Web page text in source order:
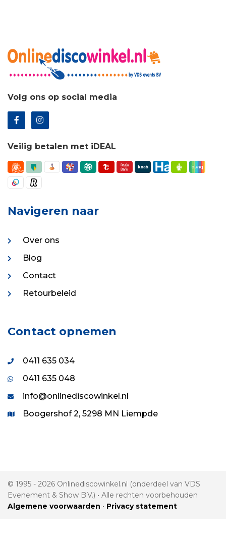
Volg ons op social media
Veilig betalen met iDEAL
Navigeren naar
Over ons
Blog
Contact
Retourbeleid
Contact opnemen
0411 635 034
0411 635 048
info@onlinediscowinkel.nl
Boogershof 2, 5298 MN Liempde
© 1995 - 2026 Onlinediscowinkel.nl (onderdeel van VDS
Evenement & Show B.V.) • Alle rechten voorbehouden
Algemene voorwaarden • Privacy statement